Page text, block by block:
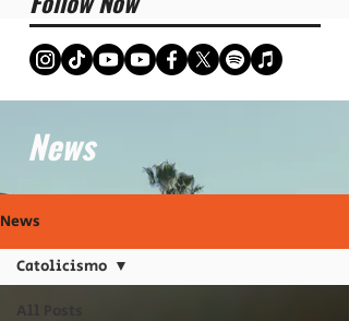
News
News
Catolicismo